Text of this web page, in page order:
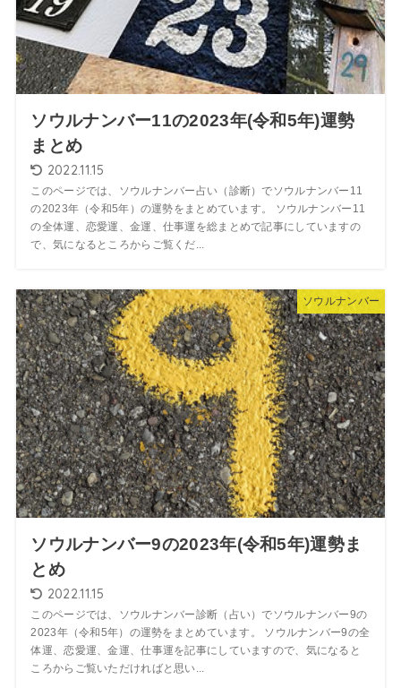
ソウルナンバー11の2023年(令和5年)運勢
まとめ
2022.11.15
このページでは、ソウルナンバー占い（診断）でソウルナンバー11
の2023年（令和5年）の運勢をまとめています。 ソウルナンバー11
の全体運、恋愛運、金運、仕事運を総まとめで記事にしていますの
で、気になるところからご覧くだ...
ソウルナンバー
ソウルナンバー9の2023年(令和5年)運勢ま
とめ
2022.11.15
このページでは、ソウルナンバー診断（占い）でソウルナンバー9の
2023年（令和5年）の運勢をまとめています。 ソウルナンバー9の全
体運、恋愛運、金運、仕事運を記事にしていますので、気になると
ころからご覧いただければと思い...